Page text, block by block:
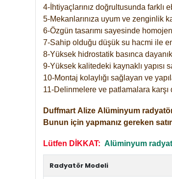
4-İhtiyaçlarınız doğrultusunda
5-Mekanlarınıza uyum ve zenginlik
6-Özgün tasarımı sayesinde
7-Sahip olduğu düşük su hacmi ile
8-Yüksek hidrostatik basınca
9-Yüksek kalitedeki kaynaklı yapısı
10-Montaj kolaylığı sağlayan ve
11-Delinmelere ve patlamalara karşı
Duffmart Alize Alüminyum
Bunun için yapmanız gereken
Lütfen DİKKAT: Alüminyum
Radyatör Modeli